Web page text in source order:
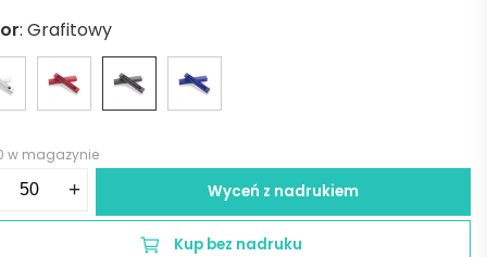
: Grafitowy
w magazynie
+ Wyceń z nadrukiem
Kup bez nadruku